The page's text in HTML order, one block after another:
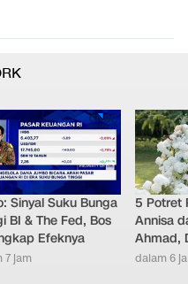
Sinyal Suku Bunga
BI & The Fed, Bos
Efeknya
7 jam
5 Potret
Annisa
Ahmad,
dalam 6